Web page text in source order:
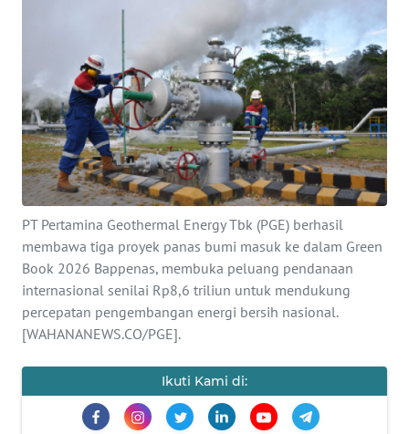
PT Pertamina Geothermal Energy Tbk (PGE) berhasil
membawa tiga proyek panas bumi masuk ke dalam Green
Book 2026 Bappenas, membuka peluang pendanaan
internasional senilai Rp8,6 triliun untuk mendukung
percepatan pengembangan energi bersih nasional.
[WAHANANEWS.CO/PGE].
Ikuti Kami di:
KESEHATAN
INTERNASIONAL
SERBA-SERBI
PENDIDIKAN
OLAHRAGA
OPINI